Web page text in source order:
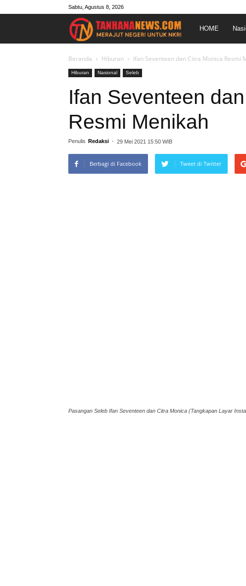
Sabtu, Agustus 8, 2026
Merajut
Negeri
NKRI
HOME
Beranda Hiburan Ifan Seventeen dan Citra Monica Resmi
Hiburan Nasional Seleb
Ifan Seventeen
Resmi Menikah
Penulis Redaksi - 29 Mei 2021 15:50 WIB
Berbagi di Facebook Tweet di Twitter
Pasangan Seleb Ifan Seventeen dan Citra Monica (Tangkapan Layar